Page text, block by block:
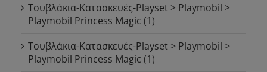
Τουβλάκια-Κατασκευές-Playset > Playmobil >
Playmobil Princess Magic (1)
Τουβλάκια-Κατασκευές-Playset > Playmobil >
Playmobil Princess Magic (1)